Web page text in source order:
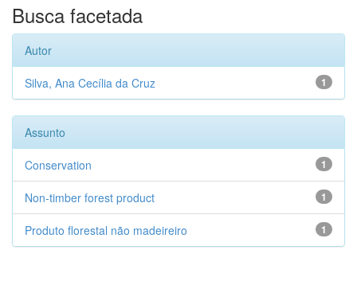
Busca facetada
Autor
1
Silva, Ana Cecília da Cruz
Assunto
1
Conservation
1
Non-timber forest product
1
Produto florestal não madeireiro